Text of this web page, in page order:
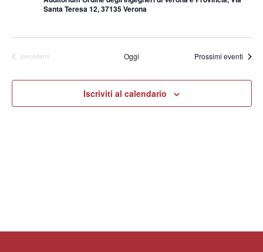
Santa Teresa 12, 37135 Verona
Eventi
precedenti Oggi Prossimi eventi
Iscriviti al calendario